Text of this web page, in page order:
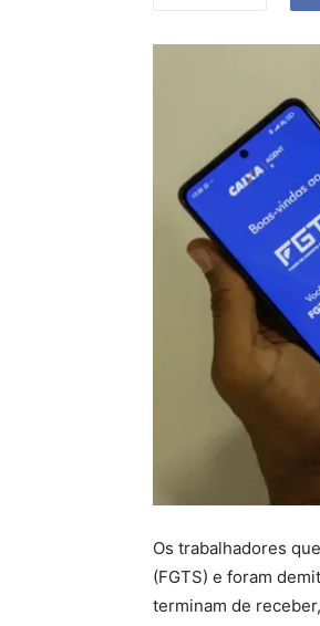
Os trabalhadores
(FGTS) e foram
terminam de